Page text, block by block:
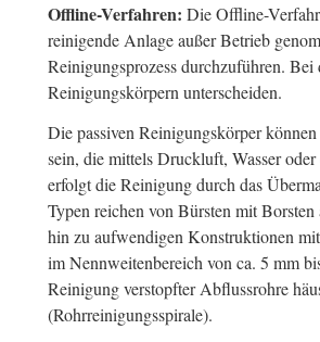
Offline-Verfahren: Die Offline-
reinigende Anlage außer Betrieb
Reinigungsprozess durchzuführen.
Reinigungskörpern unterscheiden.
Die passiven Reinigungskörper
sein, die mittels Druckluft, Wasser
erfolgt die Reinigung durch das
Typen reichen von Bürsten mit
hin zu aufwendigen Konstruktionen
im Nennweitenbereich von ca. 5 mm
Reinigung verstopfter Abflussrohre
(Rohrreinigungsspirale).